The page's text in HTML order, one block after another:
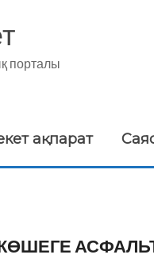
порталы
ақпарат